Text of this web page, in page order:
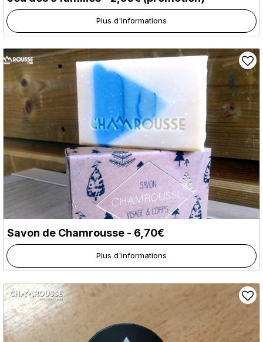
Plus d'informations
Savon de Chamrousse - 6,70€
Plus d'informations